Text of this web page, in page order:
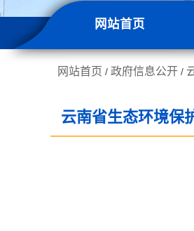
网站首页
网站首页 / 政府信息公开 /
云南省生态环境保